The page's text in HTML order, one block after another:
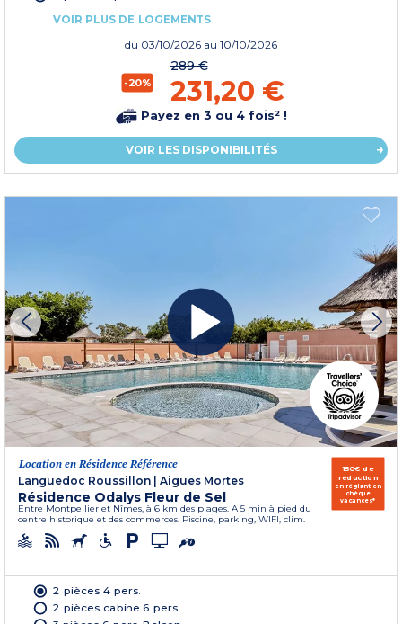
VOIR PLUS DE LOGEMENTS
du 03/10/2026 au 10/10/2026
-20%
289 €
231,20 €
Payez en 3 ou 4 fois² !
VOIR LES DISPONIBILITÉS
Location en Résidence Référence
Languedoc Roussillon | Aigues Mortes
Résidence Odalys Fleur de Sel
Entre Montpellier et Nîmes, à 6 km des plages. A 5 min à pied du
centre historique et des commerces. Piscine, parking, WIFI, clim.
150€ de
réduction
en réglant en
chèque
vacances*
2 pièces 4 pers.
2 pièces cabine 6 pers.